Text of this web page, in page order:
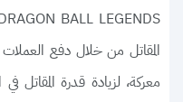
المقاتل من خلال دفع
معركة، لزيادة قدرة المقاتل